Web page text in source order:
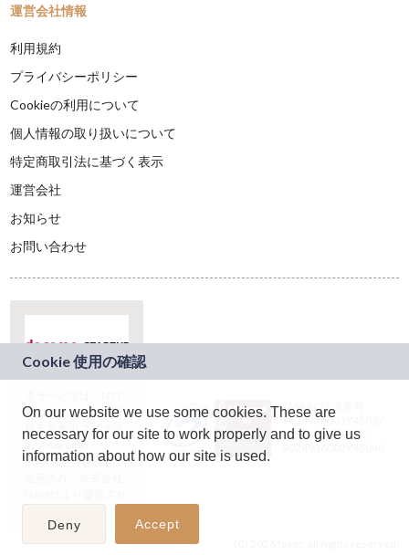
運営会社情報
利用規約
プライバシーポリシー
Cookieの利用について
個人情報の取り扱いについて
特定商取引法に基づく表示
運営会社
お知らせ
お問い合わせ
ドコモグループの新
規事業創出プログラ
ム「docomo
STARTUP」を通じて
JASRAC許諾番号：
9024936001Y45037
JASRAC許諾番号：
On our website we use some cookies. These are
necessary for our site to work properly and to give us
information about how our site is used.
Deny Accept